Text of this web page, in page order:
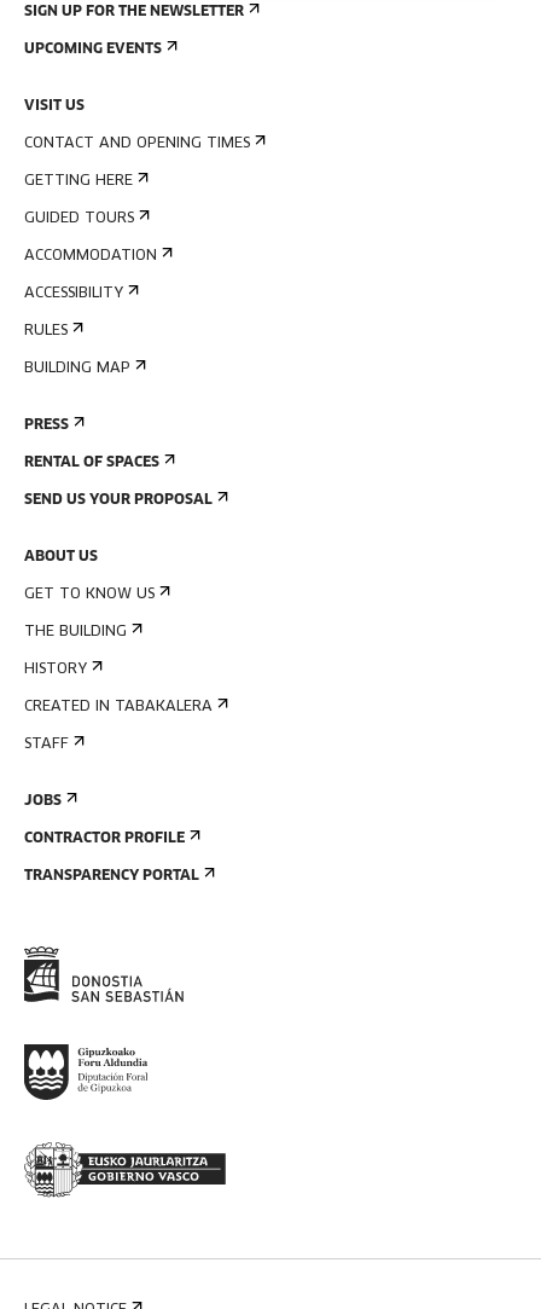
SIGN UP FOR THE NEWSLETTER
UPCOMING EVENTS
VISIT US
CONTACT AND OPENING TIMES
GETTING HERE
GUIDED TOURS
ACCOMMODATION
ACCESSIBILITY
RULES
BUILDING MAP
PRESS
RENTAL OF SPACES
SEND US YOUR PROPOSAL
ABOUT US
GET TO KNOW US
THE BUILDING
HISTORY
CREATED IN TABAKALERA
STAFF
JOBS
CONTRACTOR PROFILE
TRANSPARENCY PORTAL